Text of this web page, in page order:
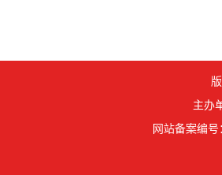
主办
网站备案编